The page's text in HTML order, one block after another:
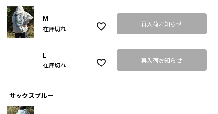
M
在庫切れ
再入荷お知らせ
L
在庫切れ
再入荷お知らせ
サックスブルー